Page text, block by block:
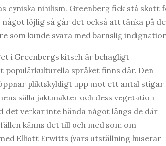
cyniska nihilism. Greenberg fick stå skott
löjlig så går det också att tänka på
som kunde svara med barnslig
i Greenbergs kitsch är behagligt
populärkulturella språket finns där. Den
pliktskyldigt upp mot ett antal stigar
sälla jaktmakter och dess vegetation
det verkar inte hända något längs de där
känns det till och med som om
Elliott Erwitts (vars utställning huserar